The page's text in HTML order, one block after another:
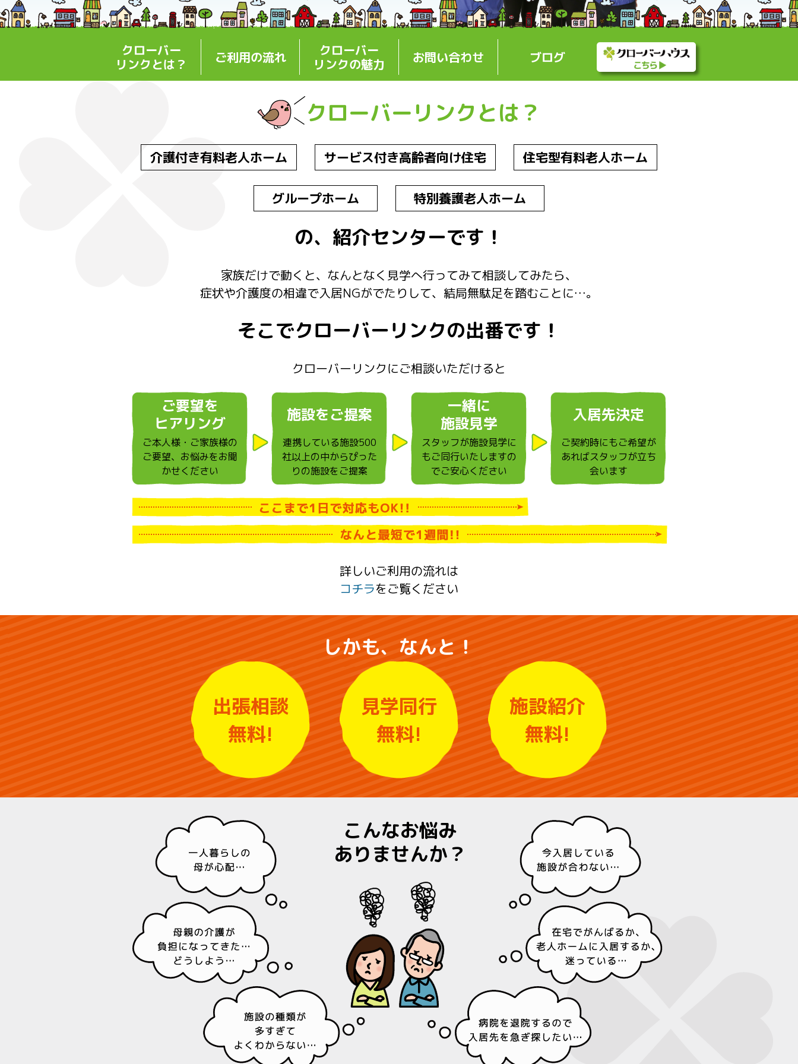
クローバー
リンクとは？
ご利用の流れ
クローバー
リンクの魅力
お問い合わせ ブログ
クローバーリンクとは？
介護付き有料老人ホーム サービス付き高齢者向け住宅 住宅型有料老人ホーム
グループホーム 特別養護老人ホーム
の、紹介センターです！
家族だけで動くと、なんとなく見学へ行ってみて相談してみたら、
症状や介護度の相違で入居NGがでたりして、結局無駄足を踏むことに…。
そこでクローバーリンクの出番です！
クローバーリンクにご相談いただけると
ご要望を
ヒアリング
ご本人様・ご家族様の
ご要望、 お悩みをお聞
かせください
施設をご提案
連携している施設500
社以上の中からぴった
りの施設をご提案
一緒に
施設見学
スタッフが施設見学に
もご同行いたしますの
でご安心ください
入居先決定
ご契約時にもご希望が
あればスタッフが立ち
会います
詳しいご利用の流れは
コチラをご覧ください
しかも、なんと！
出張相談
無料!
見学同行
無料!
施設紹介
無料!
こんなお悩み
ありませんか？